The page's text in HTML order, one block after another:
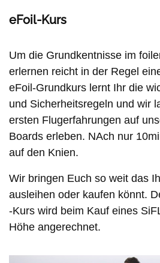
eFoil-Kurs
Um die Grundkentnisse im
erlernen reicht in der Regel
eFoil-Grundkurs lernt Ihr die
und Sicherheitsregeln und wir
ersten Flugerfahrungen auf
Boards erleben. NAch nur
auf den Knien.
Wir bringen Euch so weit das
ausleihen oder kaufen könnt.
-Kurs wird beim Kauf eines
Höhe angerechnet.